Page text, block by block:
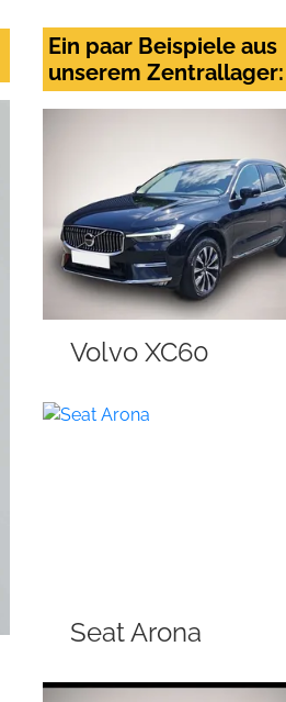
Ein paar Beispiele aus
unserem Zentrallager:
Volvo XC60
Seat Arona